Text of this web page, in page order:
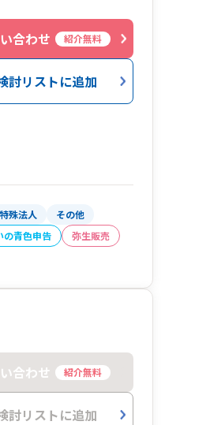
合わせ 紹介無料
討リストに追加
特殊法人 その他
の青色申告
弥生販売
合わせ 紹介無料
討リストに追加